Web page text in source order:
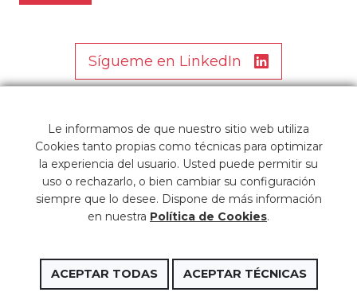
Sígueme en LinkedIn
Copyright © 2026 Embalajes la Plana
Nota legal-Política de cookies- Términos y condiciones-web@csnet.es
Le informamos de que nuestro sitio web utiliza
Cookies tanto propias como técnicas para optimizar
la experiencia del usuario. Usted puede permitir su
uso o rechazarlo, o bien cambiar su configuración
siempre que lo desee. Dispone de más información
en nuestra Política de Cookies.
ACEPTAR TODAS ACEPTAR TÉCNICAS